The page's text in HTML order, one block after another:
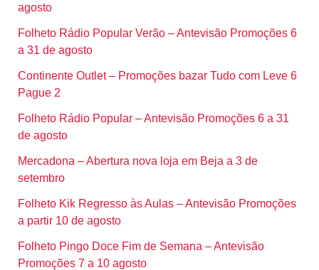
agosto
Folheto Rádio Popular Verão – Antevisão Promoções 6
a 31 de agosto
Continente Outlet – Promoções bazar Tudo com Leve 6
Pague 2
Folheto Rádio Popular – Antevisão Promoções 6 a 31
de agosto
Mercadona – Abertura nova loja em Beja a 3 de
setembro
Folheto Kik Regresso às Aulas – Antevisão Promoções
a partir 10 de agosto
Folheto Pingo Doce Fim de Semana – Antevisão
Promoções 7 a 10 agosto